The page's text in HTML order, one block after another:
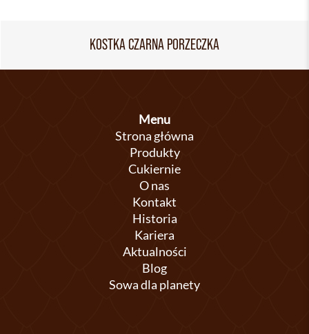
KOSTKA CZARNA PORZECZKA
Menu
Strona główna
Produkty
Cukiernie
O nas
Kontakt
Historia
Kariera
Aktualności
Blog
Sowa dla planety